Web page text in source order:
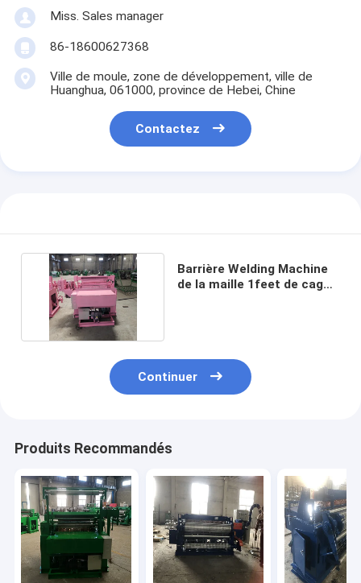
Miss. Sales manager
86-18600627368
Ville de moule, zone de développement, ville de
Huanghua, 061000, province de Hebei, Chine
Contactez
Barrière Welding Machine
de la maille 1feet de cage
Continuer
Produits Recommandés